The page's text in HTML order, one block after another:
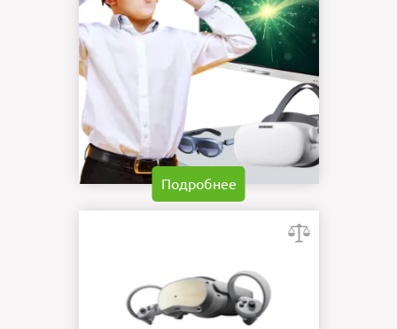
Подробнее